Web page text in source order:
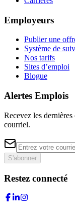
Employeurs
Publier une
Système de
Nos tarifs
Sites d’emploi
Blogue
Alertes Emplois
Recevez les
courriel.
S'abonner
Restez connecté